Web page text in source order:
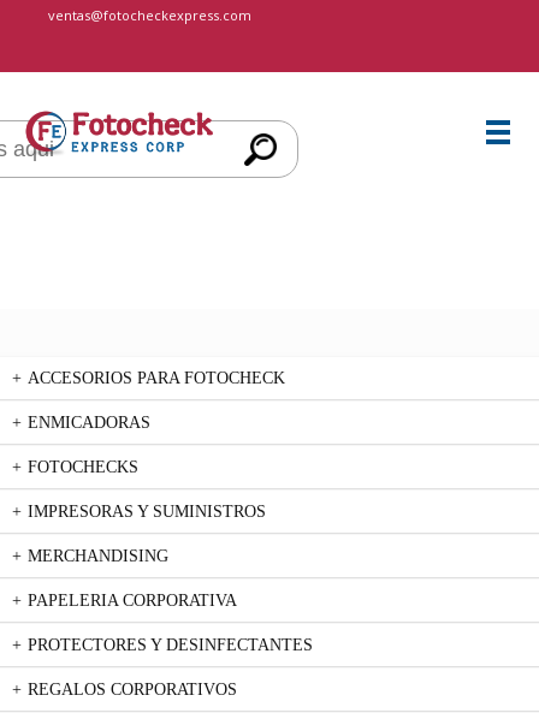
ventas@fotocheckexpress.com
cccccc
ACCESORIOS PARA FOTOCHECK
ENMICADORAS
FOTOCHECKS
IMPRESORAS Y SUMINISTROS
MERCHANDISING
PAPELERIA CORPORATIVA
PROTECTORES Y DESINFECTANTES
REGALOS CORPORATIVOS